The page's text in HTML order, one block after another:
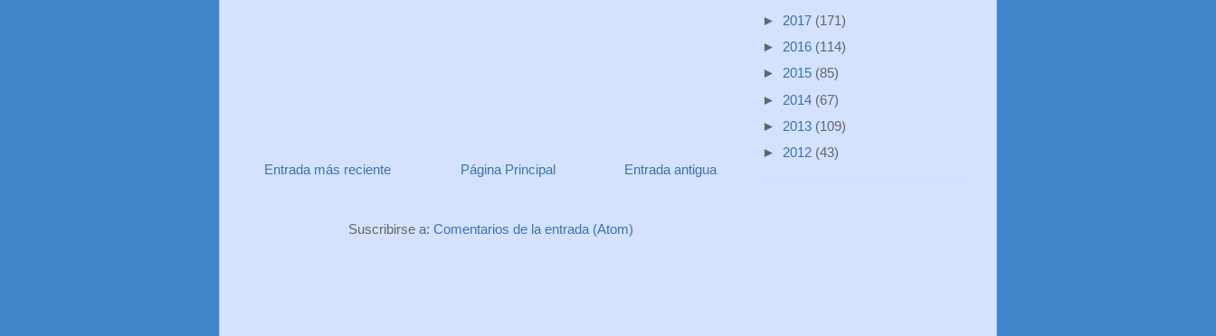
Entrada más reciente Entrada antigua
Página Principal
Suscribirse a: Comentarios de la entrada (Atom)
► 2017 (171)
► 2016 (114)
► 2015 (85)
► 2014 (67)
► 2013 (109)
► 2012 (43)